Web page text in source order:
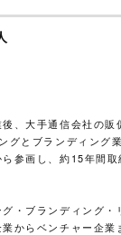
、大手通信会社の販
グとブランディング
参画し、約15年間取
・ブランディング・
からベンチャー企業